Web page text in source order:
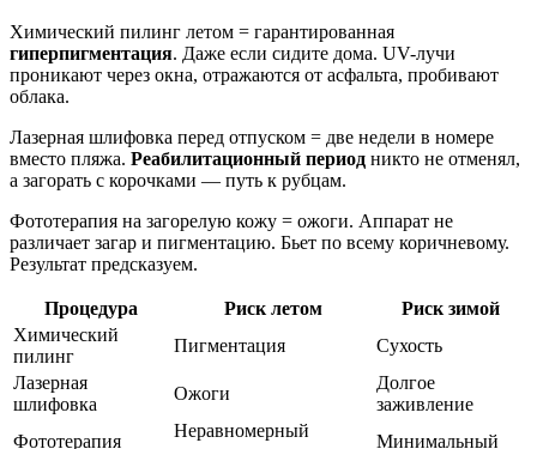
Химический пилинг летом = гарантированная
гиперпигментация. Даже если сидите дома. UV-лучи
проникают через окна, отражаются от асфальта, пробивают
облака.
Лазерная шлифовка перед отпуском = две недели в номере
вместо пляжа. Реабилитационный период никто не отменял,
а загорать с корочками — путь к рубцам.
Фототерапия на загорелую кожу = ожоги. Аппарат не
различает загар и пигментацию. Бьет по всему коричневому.
Результат предсказуем.
Процедура Риск летом
Риск зимой
Химический
пилинг
Пигментация
Сухость
Лазерная
шлифовка
Ожоги
Долгое
заживление
Фототерапия
Неравномерный
Минимальный